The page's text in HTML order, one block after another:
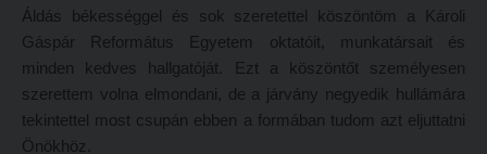
HALLGATÓINKNAK
HÖK
Konzultációs időpontok
Hitéleti képzések jelentkezési lapja
Átvétel más felsőoktatási intézményből
Jelentkezési lapok, nyomtatványok
Ösztöndíjak
Áldás békességgel és sok szeretettel köszöntöm a Károli
Gáspár Református Egyetem oktatóit, munkatársait és
minden kedves hallgatóját. Ezt a köszöntőt személyesen
szerettem volna elmondani, de a járvány negyedik hullámára
tekintettel most csupán ebben a formában tudom azt eljuttatni
Önökhöz.